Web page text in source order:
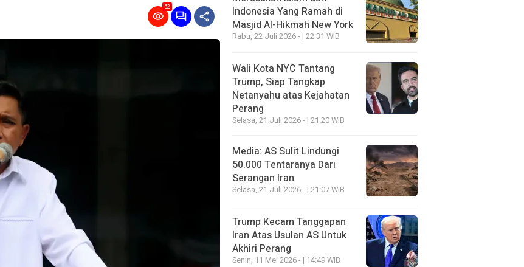
52
Indonesia Yang Ramah di
Masjid Al-Hikmah New York
Rabu, 22 Juli 2026 - | 22:31 WIB
Wali Kota NYC Tantang
Trump, Siap Tangkap
Netanyahu atas Kejahatan
Perang
Selasa, 21 Juli 2026 - | 21:20 WIB
Media: AS Sulit Lindungi
50.000 Tentaranya Dari
Serangan Iran
Selasa, 21 Juli 2026 - | 21:07 WIB
Trump Kecam Tanggapan
Iran Atas Usulan AS Untuk
Akhiri Perang
Senin, 11 Mei 2026 - | 14:49 WIB